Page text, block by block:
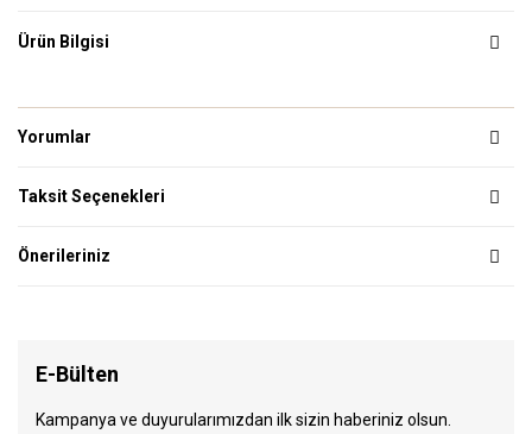
Ürün Bilgisi
Yorumlar
Taksit Seçenekleri
Önerileriniz
E-Bülten
Kampanya ve duyurularımızdan ilk sizin haberiniz olsun.